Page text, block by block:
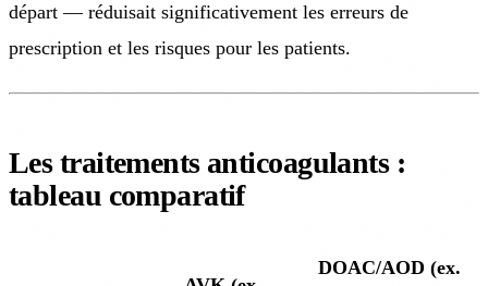
départ — réduisait significativement les erreurs de
prescription et les risques pour les patients.
Les traitements anticoagulants :
tableau comparatif
DOAC/AOD (ex.